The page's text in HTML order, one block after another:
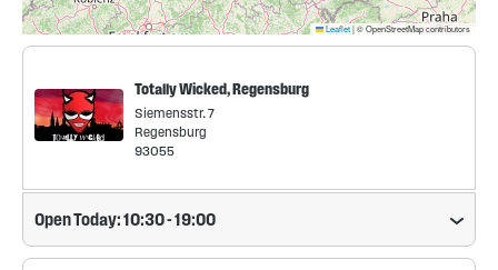
Totally Wicked, Regensburg
Siemensstr. 7
Regensburg
93055
Open Today: 10:30 - 19:00
Leaflet|© OpenStreetMap contributors